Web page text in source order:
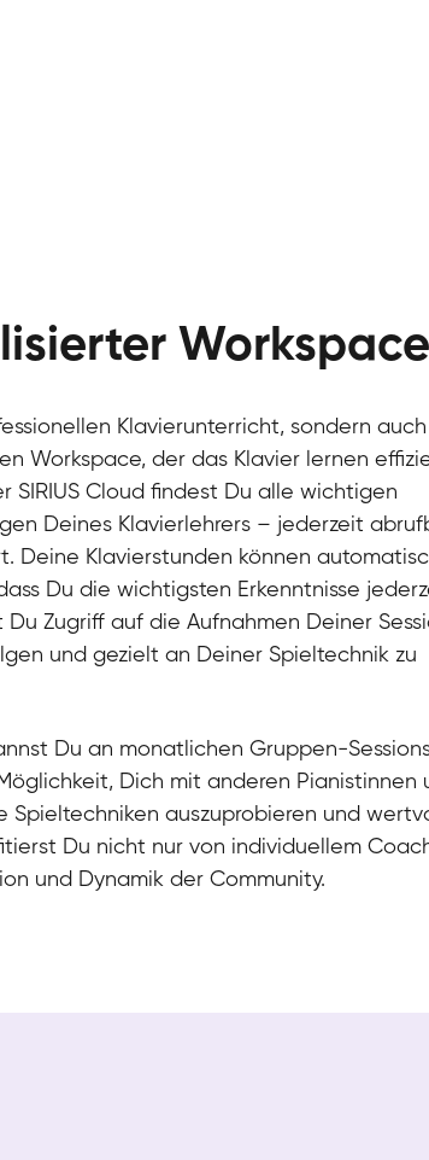
Workspace
Klavierunterricht, sondern auch
Workspace, der das Klavier lernen
SIRIUS Cloud findest Du alle wichtigen
Deines Klavierlehrers – jederzeit
Deine Klavierstunden können
Du die wichtigsten Erkenntnisse
Zugriff auf die Aufnahmen Deiner
und gezielt an Deiner Spieltechnik zu
Du an monatlichen Gruppen-
Dich mit anderen Pianistinnen
Spieltechniken auszuprobieren und
Du nicht nur von individuellem
und Dynamik der Community.